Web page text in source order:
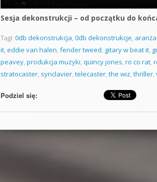
Sesja dekonstrukcji – od początku do
Tagi: 0db dekonstrukcja, 0db dekonstrukcje,
it, eddie van halen, fender tweed, gitary w beat it,
peavey, produkcja muzyki, quincy jones, ro co rat,
stratocaster, synclavier, telecaster, the wiz, thriller,
Podziel się: